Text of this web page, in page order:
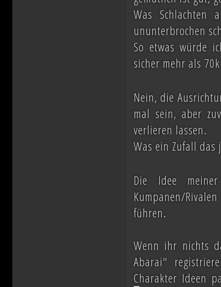
Was
ununterbrochen
So etwas würde
sicher mehr als
Nein, die
mal sein, aber
verlieren lassen.
Was ein Zufall
Die Idee
Kumpanen/
führen.
Wenn ihr nichts
Abarai"
Charakter Ideen